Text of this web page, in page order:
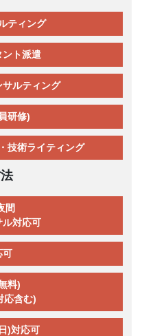
ティング
ント派遣
サルティング
研修)
技術ライティング
間
ル対応可
可
料)
応含む)
)対応可